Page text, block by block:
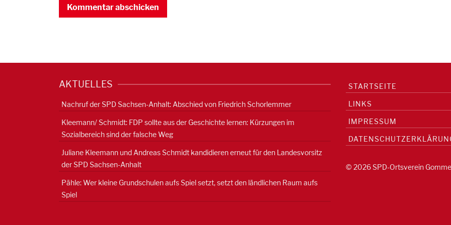
AKTUELLES
Nachruf der SPD Sachsen-Anhalt: Abschied von Friedrich Schorlemmer
Kleemann/ Schmidt: FDP sollte aus der Geschichte lernen: Kürzungen im
Sozialbereich sind der falsche Weg
Juliane Kleemann und Andreas Schmidt kandidieren erneut für den Landesvorsitz
der SPD Sachsen-Anhalt
Pähle: Wer kleine Grundschulen aufs Spiel setzt, setzt den ländlichen Raum aufs
Spiel
STARTSEITE
LINKS
IMPRESSUM
© 2026 SPD-Ortsverein